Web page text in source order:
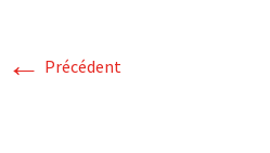
← Précédent